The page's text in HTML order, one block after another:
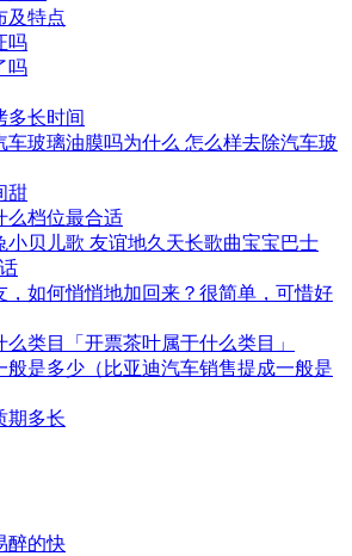
及特点
吗
吗
多长时间
车玻璃油膜吗为什么 怎么样去除汽车玻
甜
么档位最合适
小贝儿歌 友谊地久天长歌曲宝宝巴士
，如何悄悄地加回来？很简单，可惜好
类目「开票茶叶属于什么类目」
般是多少（比亚迪汽车销售提成一般是
期多长
醉的快